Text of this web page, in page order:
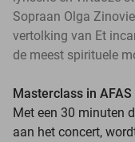
Sopraan Olga
vertolking van Et
de meest spirituele
Masterclass in
Met een 30 minuten
aan het concert,